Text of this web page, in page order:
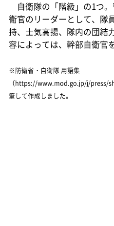
自衛隊の「階級」の1つ
衛官のリーダーとして、隊
持、士気高揚、隊内の団結
容によっては、幹部自衛官
※防衛省・自衛隊 用語集
（https://www.mod.go.jp/j/press/
筆して作成しました。